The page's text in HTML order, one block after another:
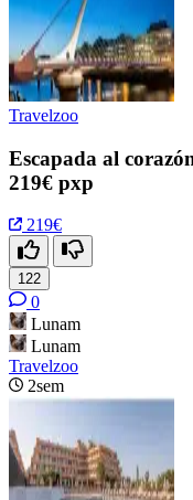
Travelzoo
Escapada al
219€ pxp
219€
122
0
Lunam
Lunam
Travelzoo
2sem